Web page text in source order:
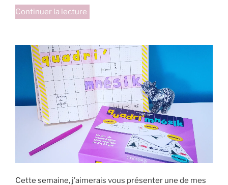
Continuer la lecture
vous
présenter
mon
livre
dédié
au
concours
Orthophonie »
Cette semaine, j’aimerais vous présenter une de mes